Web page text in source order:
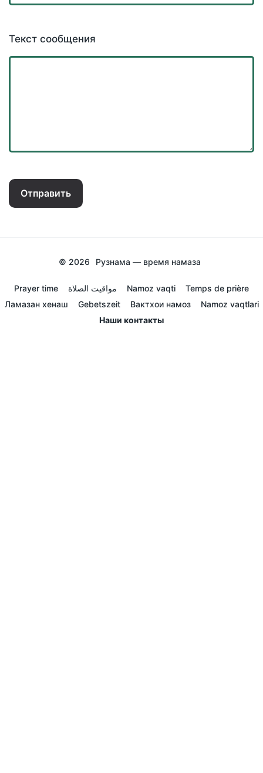
Текст сообщения
Отправить
© 2026 Рузнама — время намаза
Prayer time مواقيت الصلاة Namoz vaqti
Temps de prière
Ламазан хенаш
Gebetszeit Вактхои намоз
Namoz vaqtlari
Наши контакты